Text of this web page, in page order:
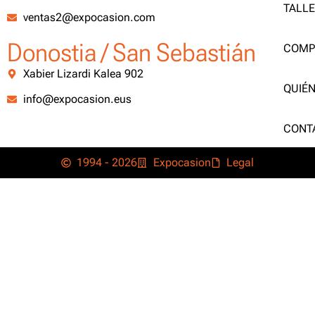
ventas2@expocasion.com
Donostia / San Sebastián
Xabier Lizardi Kalea 902
info@expocasion.eus
1994 - 2026 Expocasion Legal